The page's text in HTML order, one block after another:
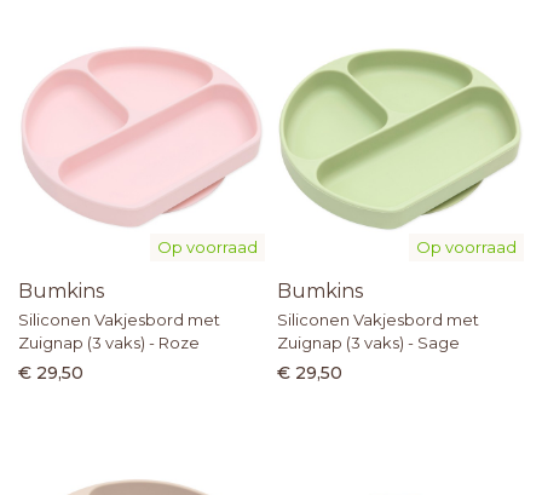
Op voorraad
Bumkins
Siliconen Vakjesbord met
Zuignap (3 vaks) - Roze
€ 29,50
Op voorraad
Bumkins
Siliconen Vakjesbord met
Zuignap (3 vaks) - Sage
€ 29,50